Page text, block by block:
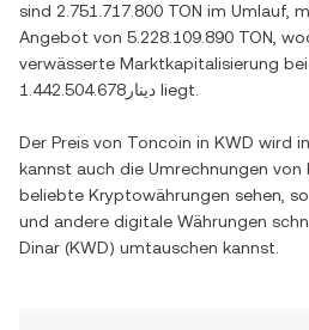
sind 2.751.717.800 TON im Umlauf,
Angebot von 5.228.109.890 TON ,
verwässerte Marktkapitalisierung
دينار1.442.504.678 liegt.
Der Preis von Toncoin in KWD wird
kannst auch die Umrechnungen von
beliebte Kryptowährungen sehen,
und andere digitale Währungen
Dinar (KWD) umtauschen kannst.